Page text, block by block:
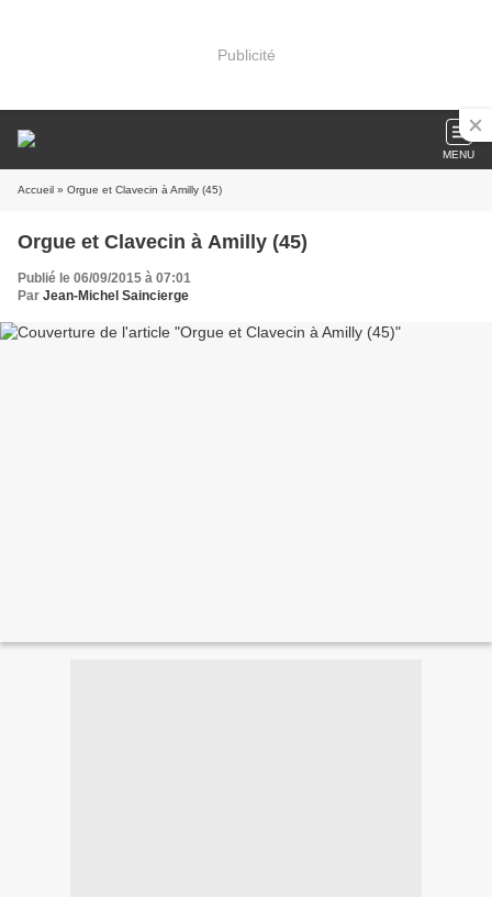
Publicité
MENU
Accueil » Orgue et Clavecin à Amilly (45)
Orgue et Clavecin à Amilly (45)
Publié le 06/09/2015 à 07:01
Par Jean-Michel Saincierge